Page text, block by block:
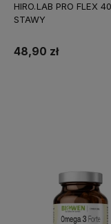
HIRO.LAB PRO FLEX
STAWY
48,90 zł